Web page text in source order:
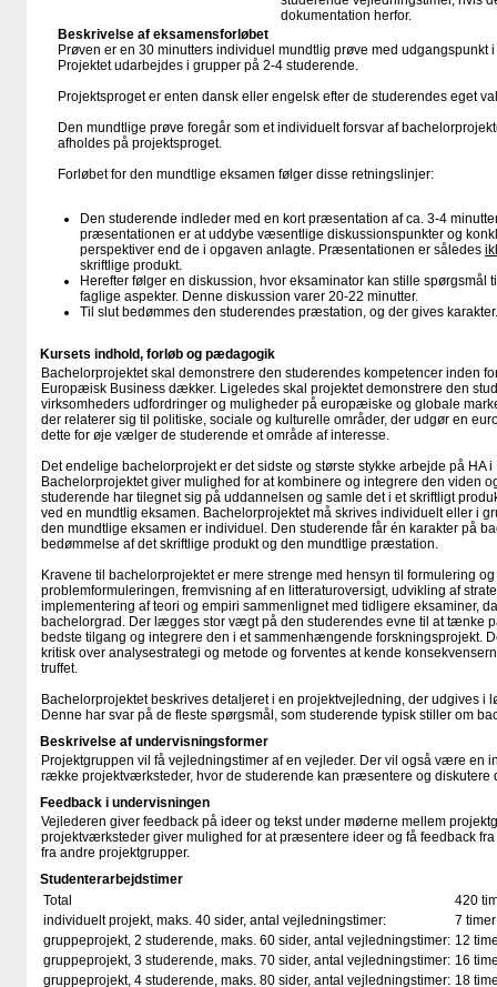
dokumentation herfor.
Beskrivelse af eksamensforløbet
Prøven er en 30 minutters individuel mundtlig prøve med udgangspunkt
Projektet udarbejdes i grupper på 2-4 studerende.
Projektsproget er enten dansk eller engelsk efter de studerendes eget
Den mundtlige prøve foregår som et individuelt forsvar af
afholdes på projektsproget.
Forløbet for den mundtlige eksamen følger disse retningslinjer:
Den studerende indleder med en kort præsentation af ca. 3-4
præsentationen er at uddybe væsentlige diskussionspunkter og
perspektiver end de i opgaven anlagte. Præsentationen er således
skriftlige produkt.
Herefter følger en diskussion, hvor eksaminator kan stille spørgsmål
faglige aspekter. Denne diskussion varer 20-22 minutter.
Til slut bedømmes den studerendes præstation, og der gives karakter.
Kursets indhold, forløb og pædagogik
Bachelorprojektet skal demonstrere den studerendes kompetencer inden
Europæisk Business dækker. Ligeledes skal projektet demonstrere den
virksomheders udfordringer og muligheder på europæiske og globale
der relaterer sig til politiske, sociale og kulturelle områder, der udgør en
dette for øje vælger de studerende et område af interesse.
Det endelige bachelorprojekt er det sidste og største stykke arbejde på HA
Bachelorprojektet giver mulighed for at kombinere og integrere den viden
studerende har tilegnet sig på uddannelsen og samle det i et skriftligt
ved en mundtlig eksamen. Bachelorprojektet må skrives individuelt eller i
den mundtlige eksamen er individuel. Den studerende får én karakter på
bedømmelse af det skriftlige produkt og den mundtlige præstation.
Kravene til bachelorprojektet er mere strenge med hensyn til formulering
problemformuleringen, fremvisning af en litteraturoversigt, udvikling af
implementering af teori og empiri sammenlignet med tidligere eksaminer,
bachelorgrad. Der lægges stor vægt på den studerendes evne til at tænke
bedste tilgang og integrere den i et sammenhængende forskningsprojekt.
kritisk over analysestrategi og metode og forventes at kende
truffet.
Bachelorprojektet beskrives detaljeret i en projektvejledning, der udgives i
Denne har svar på de fleste spørgsmål, som studerende typisk stiller om
Beskrivelse af undervisningsformer
Projektgruppen vil få vejledningstimer af en vejleder. Der vil også være en
række projektværksteder, hvor de studerende kan præsentere og diskutere
Feedback i undervisningen
Vejlederen giver feedback på ideer og tekst under møderne mellem
projektværksteder giver mulighed for at præsentere ideer og få feedback
fra andre projektgrupper.
Studenterarbejdstimer
Total
420
individuelt projekt, maks. 40 sider, antal vejledningstimer:
7 timer
gruppeprojekt, 2 studerende, maks. 60 sider, antal vejledningstimer: 12
gruppeprojekt, 3 studerende, maks. 70 sider, antal vejledningstimer: 16
gruppeprojekt, 4 studerende, maks. 80 sider, antal vejledningstimer: 18